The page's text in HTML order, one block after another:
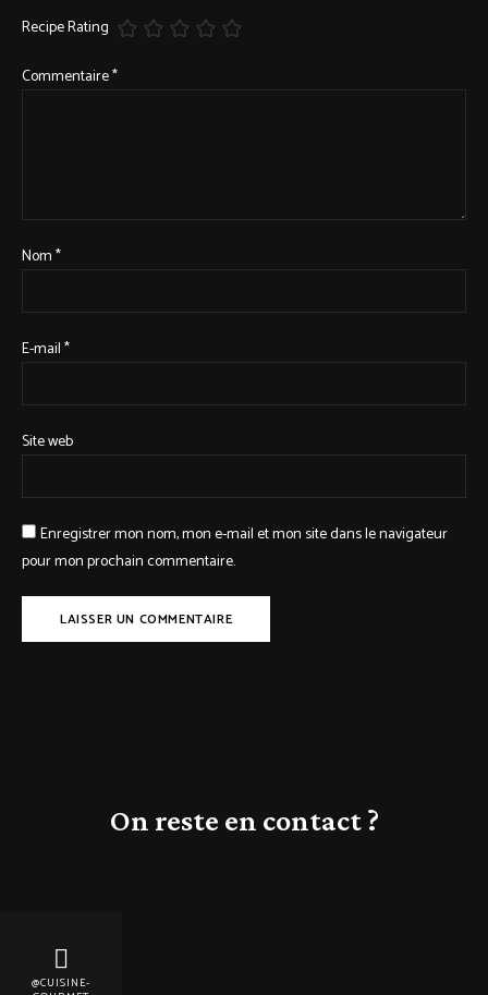
Recipe Rating
Commentaire*
Nom*
E-mail*
Site web
Enregistrer mon nom, mon e-mail et mon site dans le navigateur
pour mon prochain commentaire.
On reste en contact ?
@CUISINE-